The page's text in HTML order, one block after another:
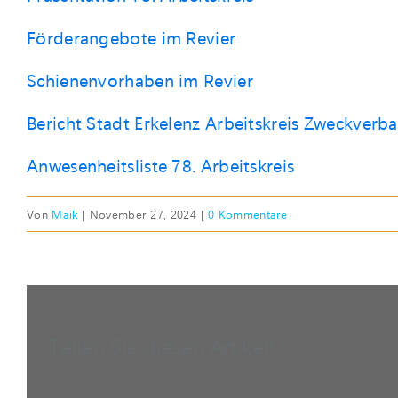
Förderangebote im Revier
Schienenvorhaben im Revier
Bericht Stadt Erkelenz Arbeitskreis
Anwesenheitsliste 78. Arbeitskreis
Von Maik | November 27, 2024 | 0 Kommentare